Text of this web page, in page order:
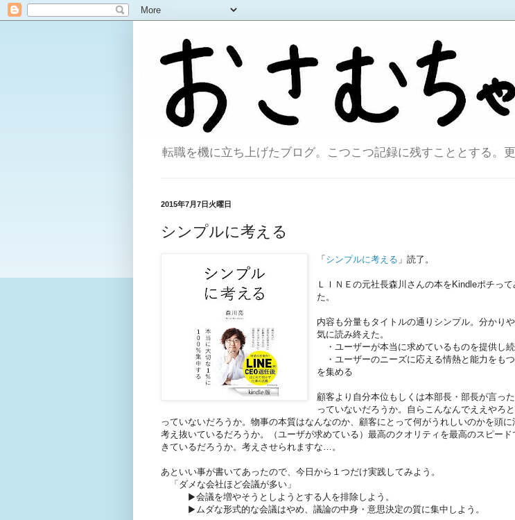
転職を機に立ち上げたブログ。こつこつ記録に残すこととする。
2015年7月7日火曜日
シンプルに考える
「 シンプルに考える 」読了。
ＬＩＮＥの元社長森川さんの本をKindleポチって
た。
内容も分量もタイトルの通りシンプル。分かり
気に読み終えた。
・ユーザーが本当に求めているものを提供し続
・ユーザーのニーズに応える情熱と能力をも
を集める
顧客より自分本位もしくは本部長・部長が言っ
っていないだろうか。自らこんなんでええやろ
っていないだろうか。物事の本質はなんなのか、顧客にとって何がうれしいのかを頭に
考え抜いているだろうか。（ユーザが求めている）最高のクオリティを最高のスピード
きているだろうか。考えさせられますな…。
あといい事が書いてあったので、今日から１つだけ実践してみよう。
「ダメな会社ほど会議が多い」
▶︎会議を増やそうとしようとする人を排除しよう。
▶︎ムダな形式的な会議はやめ、議論の中身・意思決定の質に集中しよう。